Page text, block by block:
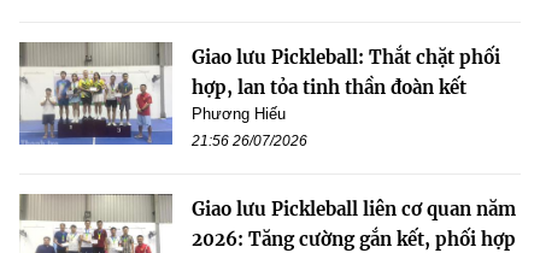
Giao lưu Pickleball: Thắt chặt phối
hợp, lan tỏa tinh thần đoàn kết
Phương Hiếu
21:56 26/07/2026
Giao lưu Pickleball liên cơ quan năm
2026: Tăng cường gắn kết, phối hợp